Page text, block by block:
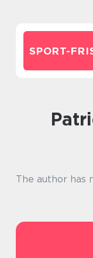
SPORT-
The author has